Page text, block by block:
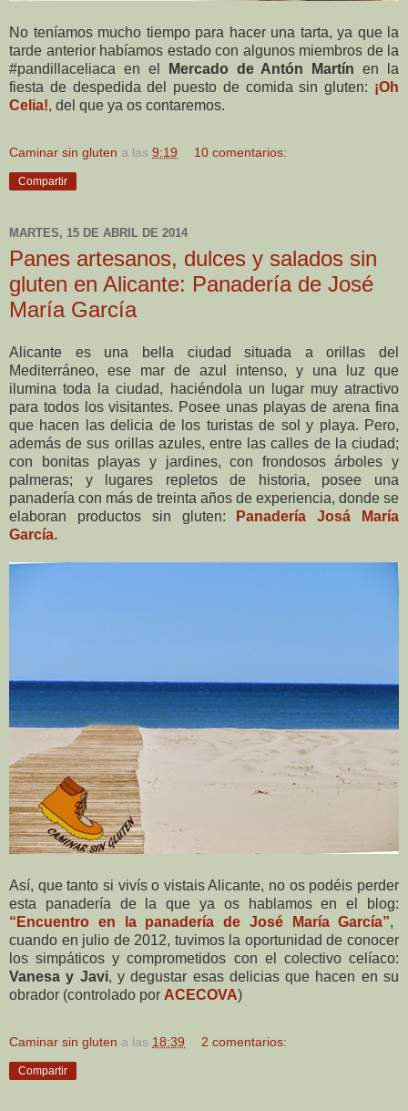
No teníamos mucho tiempo para hacer una tarta, ya que la
tarde anterior habíamos estado con algunos miembros de la
#pandillaceliaca en el
Mercado de Antón Martín en la
fiesta de despedida del puesto de comida sin gluten: ¡Oh
Celia!, del que ya os contaremos.
Caminar sin gluten a las 9:19 10 comentarios:
Compartir
MARTES, 15 DE ABRIL DE 2014
Panes artesanos, dulces y salados sin
gluten en Alicante: Panadería de José
María García
Alicante es una bella ciudad situada a orillas del
Mediterráneo, ese mar de azul intenso, y una luz que
ilumina toda la ciudad, haciéndola un lugar muy atractivo
para todos los visitantes. Posee unas playas de arena fina
que hacen las delicia de los turistas de sol y playa. Pero,
además de sus orillas azules, entre las calles de la ciudad;
con bonitas playas y jardines, con frondosos árboles y
palmeras; y lugares repletos de historia, posee una
panadería con más de treinta años de experiencia, donde se
elaboran productos sin gluten:
Panadería Josá María
García.
Así, que tanto si vivís o vistais Alicante, no os podéis perder
esta panadería de la que ya os hablamos en el blog:
“Encuentro en la panadería de José María García”,
cuando en julio de 2012, tuvimos la oportunidad de conocer
los simpáticos y comprometidos con el colectivo celíaco:
Vanesa y Javi, y degustar esas delicias que hacen en su
obrador (controlado por ACECOVA)
Caminar sin gluten a las 18:39 2 comentarios:
Compartir